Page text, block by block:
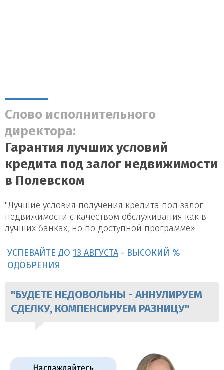
Слово исполнительного
директора:
Гарантия лучших условий
кредита под залог недвижимости
в Полевском
"Лучшие условия получения кредита под залог
недвижимости с качеством обслуживания как в
лучших банках, но по доступной программе»
УСПЕВАЙТЕ ДО 13 АВГУСТА - ВЫСОКИЙ %
ОДОБРЕНИЯ
"БУДЕТЕ НЕДОВОЛЬНЫ - АННУЛИРУЕМ
СДЕЛКУ, КОМПЕНСИРУЕМ РАЗНИЦУ"